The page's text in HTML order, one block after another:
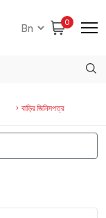
0
বাড়ির জিনিসপত্র